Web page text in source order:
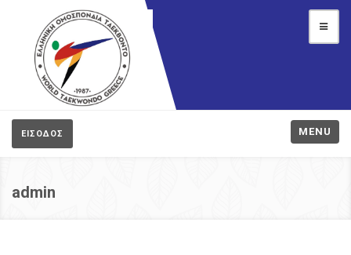
ΕΙΣΟΔΟΣ MENU
admin